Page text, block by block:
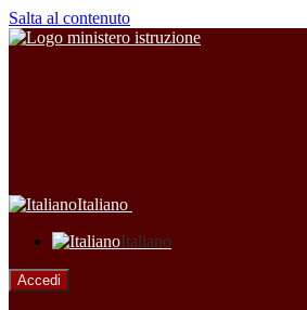
Salta al contenuto
Italiano
Italiano
Accedi